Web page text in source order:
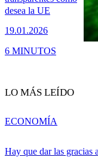
desea la UE
19.01.2026
6 MINUTOS
LO MÁS LEÍDO
Hay que dar las gracias
ECONOMÍA